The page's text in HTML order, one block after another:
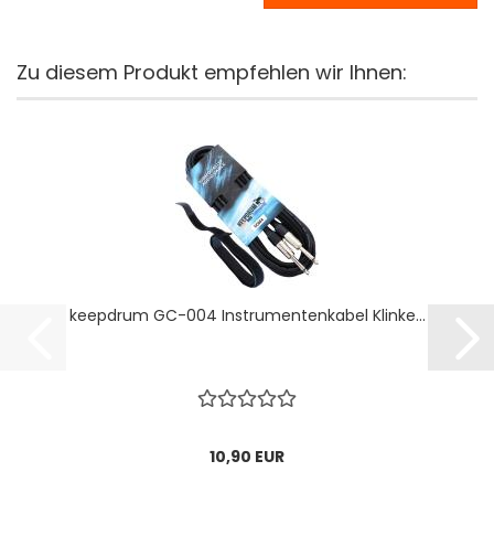
Zu diesem Produkt empfehlen wir Ihnen:
keepdrum GC-004 Instrumentenkabel Klinke...
10,90 EUR